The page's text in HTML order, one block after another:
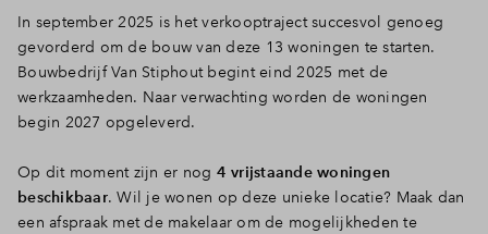
In september 2025 is het verkooptraject succesvol genoeg
gevorderd om de bouw van deze 13 woningen te starten.
Bouwbedrijf Van Stiphout begint eind 2025 met de
werkzaamheden. Naar verwachting worden de woningen
begin 2027 opgeleverd.
Op dit moment zijn er nog 4 vrijstaande woningen
beschikbaar. Wil je wonen op deze unieke locatie? Maak dan
een afspraak met de makelaar om de mogelijkheden te